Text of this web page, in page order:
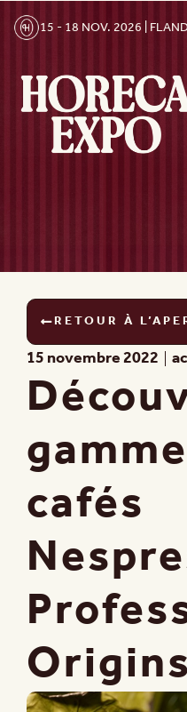
15 - 18 NOV. 2026 |
RETOUR À
15 novembre 2022
cafés
Origins